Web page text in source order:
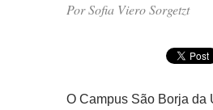
Por Sofia Viero Sorgetzt
O Campus São Borja da